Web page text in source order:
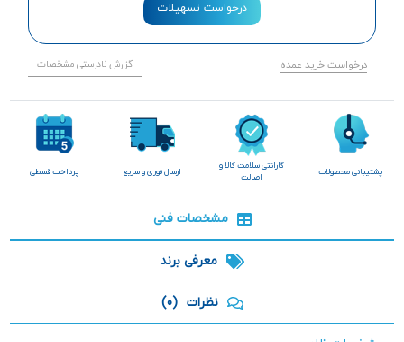
درخواست تسهیلات
درخواست خرید عمده گزارش نادرستی مشخصات
پشتیبانی محصولات
گارانتی سلامت کالا و
اصالت
ارسال فوری و سریع پرداخت قسطی
مشخصات فنی
معرفی برند
نظرات (0)